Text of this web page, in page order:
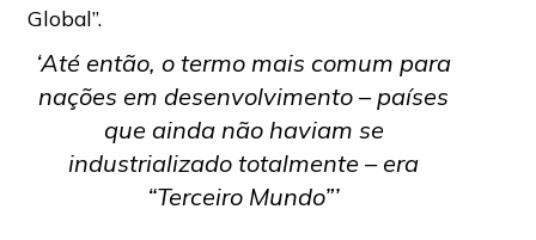
Global”.
‘Até então, o termo mais comum para
nações em desenvolvimento – países
que ainda não haviam se
industrializado totalmente – era
“Terceiro Mundo”’